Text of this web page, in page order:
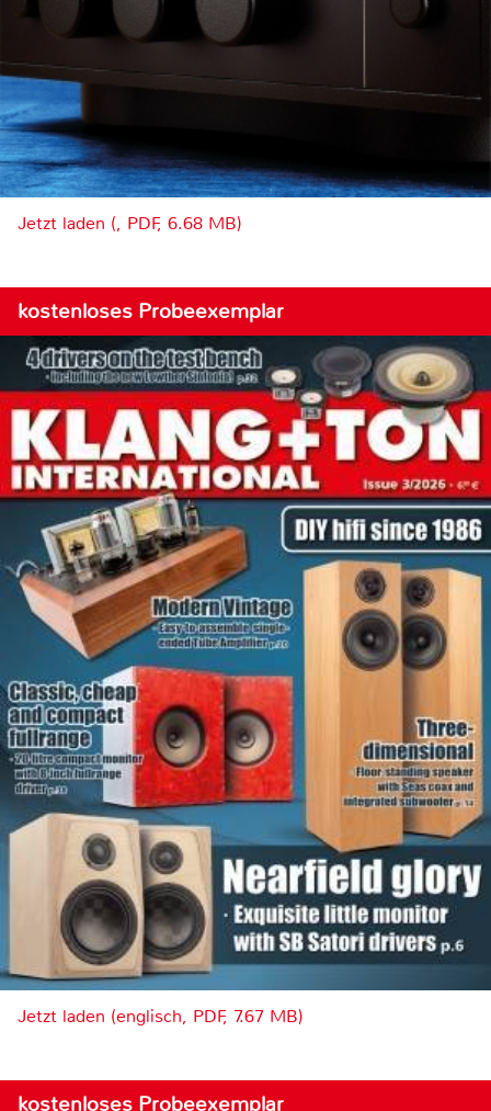
Jetzt laden (, PDF, 6.68 MB)
kostenloses Probeexemplar
Jetzt laden (englisch, PDF, 7.67 MB)
kostenloses Probeexemplar